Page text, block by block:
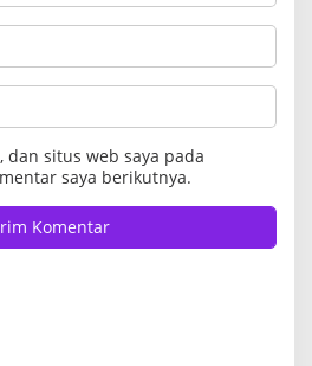
dan situs web saya pada
saya berikutnya.